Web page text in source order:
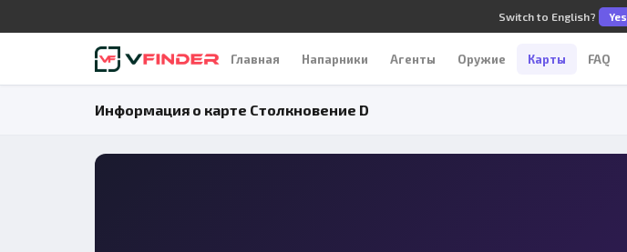
Switch to English? Yes
Главная Напарники Агенты Оружие Карты FAQ
Информация о карте Столкновение D